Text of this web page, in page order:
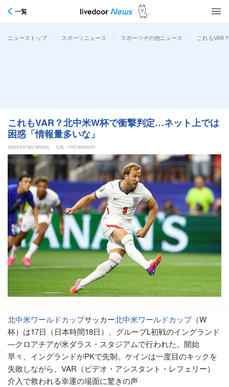
一覧
ニューストップ > スポーツニュース > スポーツその他ニュース > これもVAR
これもVAR？北中米W杯で衝撃判定…ネット上では
困惑「情報量多いな」
2026年6月18日 5時59分 写真：THE ANSWER
北中米ワールドカップサッカー北中米ワールドカップ（W
杯）は17日（日本時間18日）、グループL初戦のイングランド
―クロアチアが米ダラス・スタジアムで行われた。開始
早々、イングランドがPKで先制。ケインは一度目のキックを
失敗しながら、VAR（ビデオ・アシスタント・レフェリー）
介入で救われる幸運の場面に驚きの声